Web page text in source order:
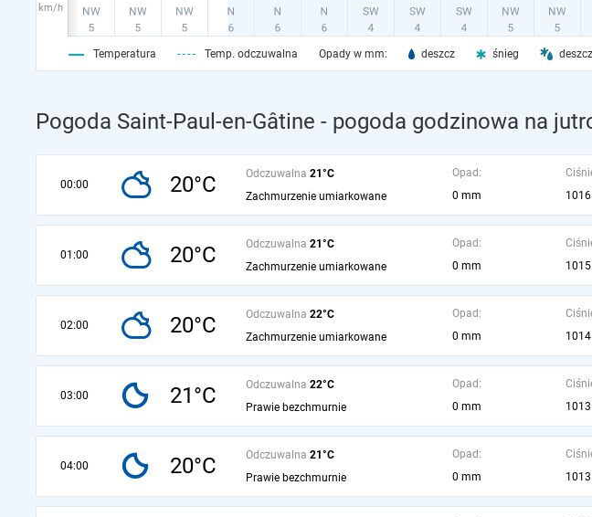
km/h
Temperatura Temp. odczuwalna Opady w mm: deszcz śnieg
Pogoda Saint-Paul-en-Gâtine - pogoda godzinowa na
00:00 20°C Odczuwalna 21°C
Zachmurzenie umiarkowane
Opad:
0 mm
01:00 20°C Odczuwalna 21°C
Zachmurzenie umiarkowane
Opad:
0 mm
02:00 20°C Odczuwalna 22°C
Zachmurzenie umiarkowane
Opad:
0 mm
03:00 21°C Odczuwalna 22°C
Prawie bezchmurnie
Opad:
0 mm
04:00 20°C Odczuwalna 21°C
Prawie bezchmurnie
Opad:
0 mm